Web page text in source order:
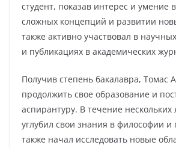
студент, показав интерес и умение
сложных концепций и развитии
также активно участвовал в
и публикациях в академических
Получив степень бакалавра, Томас
продолжить свое образование и
аспирантуру. В течение нескольких
углубил свои знания в философии и
также начал исследовать новые